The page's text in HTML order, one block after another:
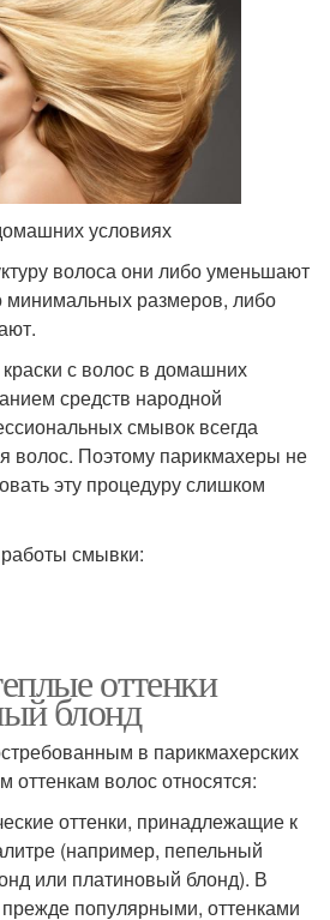
условиях
волоса они либо уменьшают
минимальных размеров, либо
с волос в домашних
средств народной
смывок всегда
волос. Поэтому парикмахеры не
эту процедуру слишком
смывки:
оттенки
блонд
в парикмахерских
оттенкам волос относятся:
оттенки, принадлежащие к
(например, пепельный
или платиновый блонд). В
популярными, оттенками